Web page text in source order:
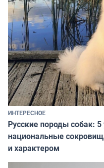
ИНТЕРЕСНОЕ
Русские породы собак:
национальные
и характером